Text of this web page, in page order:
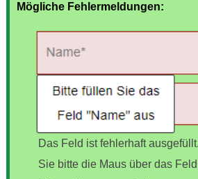
Mögliche Fehlermeldungen:
Das Feld ist fehlerhaft
Sie bitte die Maus über das